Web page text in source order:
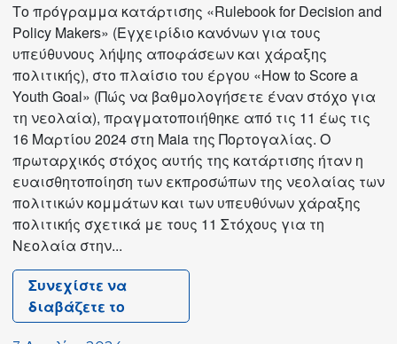
Το πρόγραμμα κατάρτισης «Rulebook for Decision and
Policy Makers» (Εγχειρίδιο κανόνων για τους
υπεύθυνους λήψης αποφάσεων και χάραξης
πολιτικής), στο πλαίσιο του έργου «How to Score a
Youth Goal» (Πώς να βαθμολογήσετε έναν στόχο για
τη νεολαία), πραγματοποιήθηκε από τις 11 έως τις
16 Μαρτίου 2024 στη Maia της Πορτογαλίας. Ο
πρωταρχικός στόχος αυτής της κατάρτισης ήταν η
ευαισθητοποίηση των εκπροσώπων της νεολαίας των
πολιτικών κομμάτων και των υπευθύνων χάραξης
πολιτικής σχετικά με τους 11 Στόχους για τη
Νεολαία στην...
Συνεχίστε να
διαβάζετε το
Κύκλος